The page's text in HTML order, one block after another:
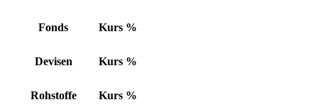
Fonds Kurs %
Devisen Kurs %
Rohstoffe Kurs %